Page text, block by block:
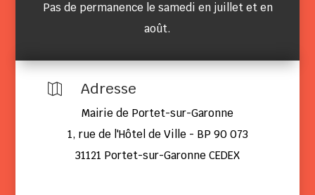
Pas de permanence le samedi en juillet et en
août.
 Adresse
Mairie de Portet-sur-Garonne
1, rue de l'Hôtel de Ville - BP 90 073
31121 Portet-sur-Garonne CEDEX